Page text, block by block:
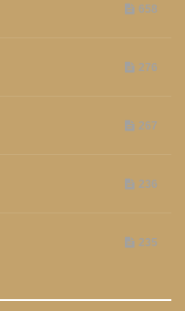
658
276
267
236
235